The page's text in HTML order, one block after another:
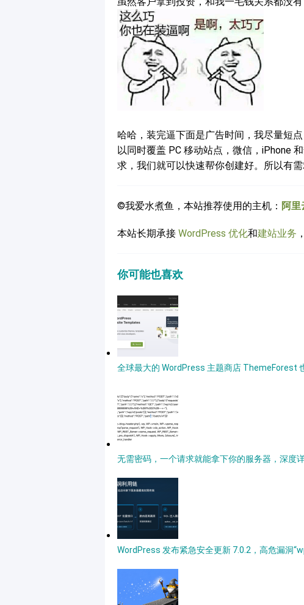
哈哈，装完逼下面是广告时间，我尽量短
以同时覆盖 PC 移动站点，微信，iPhone
求，我们就可以快速帮你创建好。所以有
©我爱水煮鱼，本站推荐使用的主机： 阿里
本站长期承接 WordPress 优化和建站业务
你可能也喜欢
全球最大的 WordPress 主题商店 ThemeForest
无需密码，一个请求就能拿下你的服务器，深度
WordPress 发布紧急安全更新 7.0.2，高危漏洞